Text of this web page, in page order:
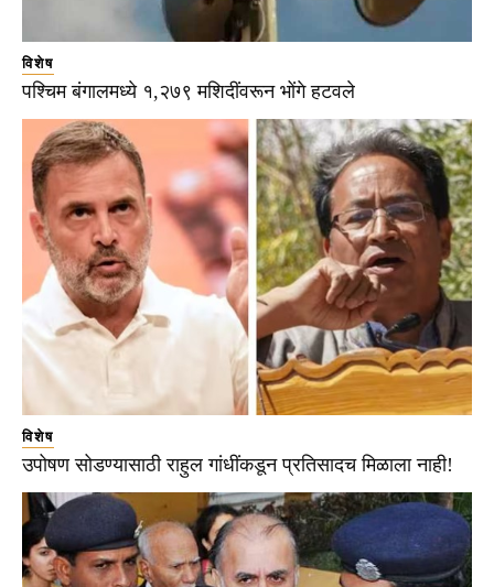
विशेष
पश्चिम बंगालमध्ये १,२७९ मशिदींवरून भोंगे हटवले
विशेष
उपोषण सोडण्यासाठी राहुल गांधींकडून प्रतिसादच मिळाला नाही!